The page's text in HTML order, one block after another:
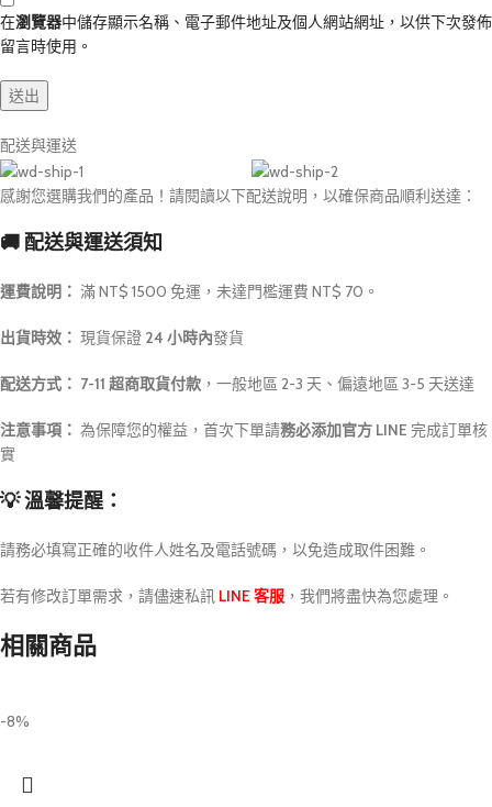
在瀏覽器中儲存顯示名稱、電子郵件地址及個人網站網址，以供下次發佈
留言時使用。
配送與運送
感謝您選購我們的產品！請閱讀以下配送說明，以確保商品順利送達：
🚚 配送與運送須知
運費說明： 滿 NT$ 1500 免運，未達門檻運費 NT$ 70。
出貨時效： 現貨保證 24 小時內發貨
配送方式： 7-11 超商取貨付款 ，一般地區 2-3 天、偏遠地區 3-5 天送達
注意事項： 為保障您的權益，首次下單請務必添加官方 LINE 完成訂單核
實
💡 溫馨提醒：
請務必填寫正確的收件人姓名及電話號碼，以免造成取件困難。
若有修改訂單需求，請儘速私訊 LINE 客服 ，我們將盡快為您處理。
相關商品
-8%